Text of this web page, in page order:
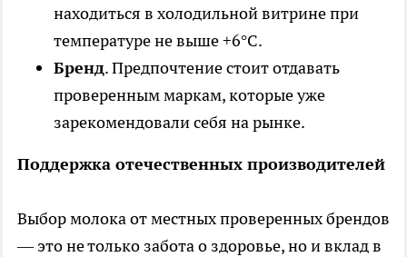
находиться в холодильной витрине при
температуре не выше +6°C.
Бренд. Предпочтение стоит отдавать
проверенным маркам, которые уже
зарекомендовали себя на рынке.
Поддержка отечественных производителей
Выбор молока от местных проверенных брендов
— это не только забота о здоровье, но и вклад в